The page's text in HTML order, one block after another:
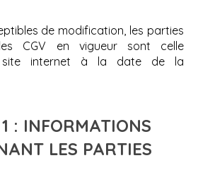
de modification, les parties
CGV en vigueur sont celle
site internet à la date de la
: INFORMATIONS
LES PARTIES